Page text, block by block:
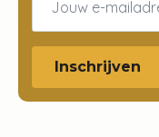
Inschrijven